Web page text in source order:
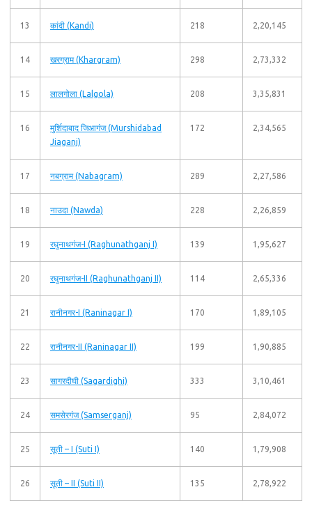
13 कांदी (Kandi) 218 2,20,145
14 खरग्राम (Khargram) 298 2,73,332
15 लालगोला (Lalgola) 208 3,35,831
16
मुर्शिदाबाद जिआगंज (Murshidabad
Jiaganj)
172 2,34,565
17 नबग्राम (Nabagram) 289 2,27,586
18 नाउदा (Nawda) 228 2,26,859
19 रघुनाथगंज-I (Raghunathganj I) 139 1,95,627
20 रघुनाथगंज-II (Raghunathganj II) 114 2,65,336
21 रानीनगर-I (Raninagar I) 170 1,89,105
22 रानीनगर-II (Raninagar II) 199 1,90,885
23 सागरदीघी (Sagardighi) 333 3,10,461
24 समसेरगंज (Samserganj) 95 2,84,072
25 सूती – I (Suti I) 140 1,79,908
26 सूती – II (Suti II) 135 2,78,922